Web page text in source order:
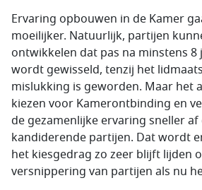
Ervaring opbouwen in de Kamer
moeilijker. Natuurlijk, partijen
ontwikkelen dat pas na minstens 8
wordt gewisseld, tenzij het
mislukking is geworden. Maar het
kiezen voor Kamerontbinding en
de gezamenlijke ervaring sneller af
kandiderende partijen. Dat wordt
het kiesgedrag zo zeer blijft lijden
versnippering van partijen als nu